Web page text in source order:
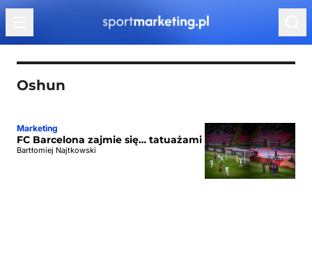
Przejdź do treści
Oshun
Marketing
FC Barcelona zajmie się… tatuażami
Bartłomiej Najtkowski